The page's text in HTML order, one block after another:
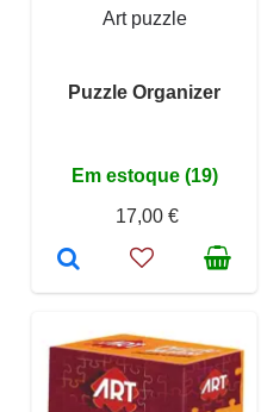
Art puzzle
Puzzle Organizer
Em estoque (19)
17,00 €